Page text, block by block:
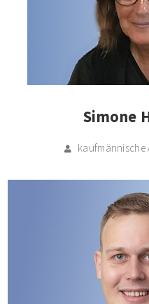
Simone
kaufmännische